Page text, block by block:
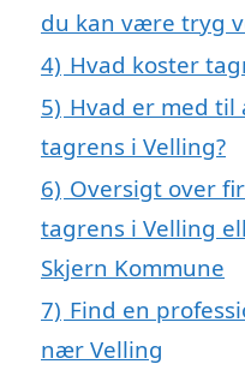
du kan være tryg
4) Hvad koster
5) Hvad er med til
tagrens i Velling?
6) Oversigt over
tagrens i Velling
Skjern Kommune
7) Find en
nær Velling